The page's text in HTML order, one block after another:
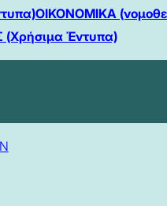
ΟΙΚΟΝΟΜΙΚΑ
Έντυπα)